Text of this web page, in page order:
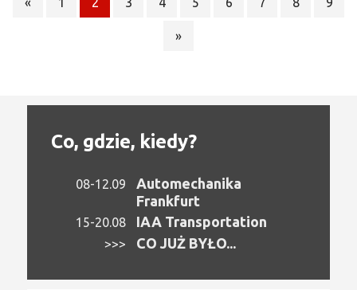
»
Co, gdzie, kiedy?
08-12.09
Automechanika
Frankfurt
15-20.08 IAA Transportation
>>> CO JUŻ BYŁO...